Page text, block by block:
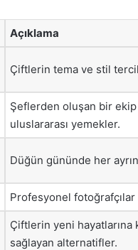
Açıklama
Çiftlerin tema ve stil
Şeflerden oluşan bir
uluslararası yemekler.
Düğün gününde her
Profesyonel fotoğrafçılar
Çiftlerin yeni hayatlarına
sağlayan alternatifler.